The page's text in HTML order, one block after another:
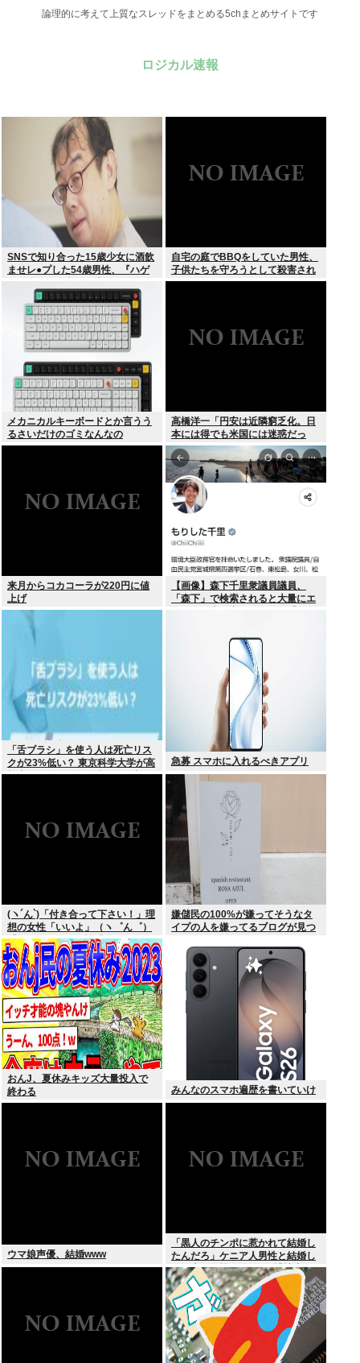
論理的に考えて上質なスレッドをまとめる5chまとめサイトです
ロジカル速報
SNSで知り合った15歳少女に酒飲
ませレ●プした54歳男性、『ハゲ
かどうか』で意見が真っ二つに分
かれる
自宅の庭でBBQをしていた男性、
子供たちを守ろうとして殺害され
てしまう
メカニカルキーボードとか言うう
るさいだけのゴミなんなの
高橋洋一「円安は近隣窮乏化。日
本には得でも米国には迷惑だっ
た」
来月からコカコーラが220円に値
上げ
【画像】森下千里衆議員議員、
「森下」で検索されると大量にエ
「舌ブラシ」を使う人は死亡リス
クが23%低い？ 東京科学大学が高
齢者9676人を6年追跡した研究を
急募 スマホに入れるべきアプリ
(ヽ´ん`)「付き合って下さい！」理
想の女性「いいよ」（ヽ゜ん゜）
「ほんと！？」女性「私のうんち
食べたらね」
嫌儲民の100%が嫌ってそうなタ
イプの人を嫌ってるブログが見つ
おんJ、夏休みキッズ大量投入で
終わる
みんなのスマホ遍歴を書いていけ
ウマ娘声優、結婚www
「黒人のチンポに惹かれて結婚し
たんだろ」ケニア人男性と結婚し
た日本人女性（31）に”誹謗中
傷”殺到